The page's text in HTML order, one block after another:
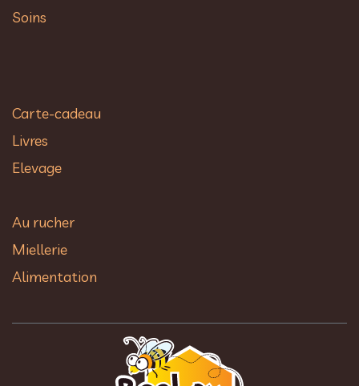
Soins
Carte-cadeau
Livres
Elevage
Au rucher​
Miellerie
Alimentation